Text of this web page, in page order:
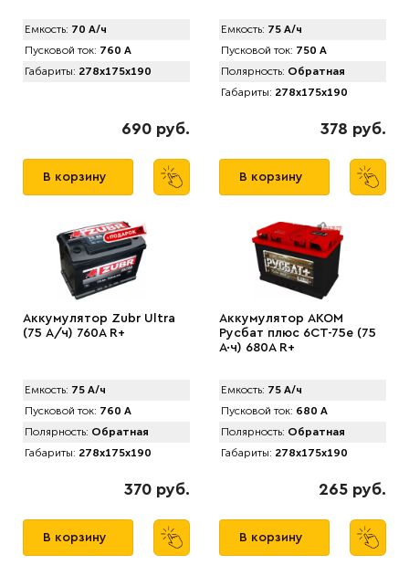
Емкость: 70 А/ч
Пусковой ток: 760 А
Габариты: 278x175x190
690 руб.
В корзину
Емкость: 75 А/ч
Пусковой ток: 750 А
Полярность: Обратная
Габариты: 278x175x190
378 руб.
В корзину
Аккумулятор Zubr Ultra
(75 А/ч) 760А R+
Емкость: 75 А/ч
Пусковой ток: 760 А
Полярность: Обратная
Габариты: 278x175x190
370 руб.
В корзину
Аккумулятор AKOM
Русбат плюс 6СТ-75е (75
А·ч) 680A R+
Емкость: 75 А/ч
Пусковой ток: 680 А
Полярность: Обратная
Габариты: 278x175x190
265 руб.
В корзину